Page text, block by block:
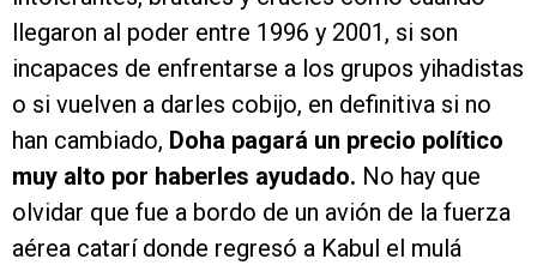
llegaron al poder entre 1996 y 2001, si son
incapaces de enfrentarse a los grupos yihadistas
o si vuelven a darles cobijo, en definitiva si no
han cambiado, Doha pagará un precio político
muy alto por haberles ayudado. No hay que
olvidar que fue a bordo de un avión de la fuerza
aérea catarí donde regresó a Kabul el mulá